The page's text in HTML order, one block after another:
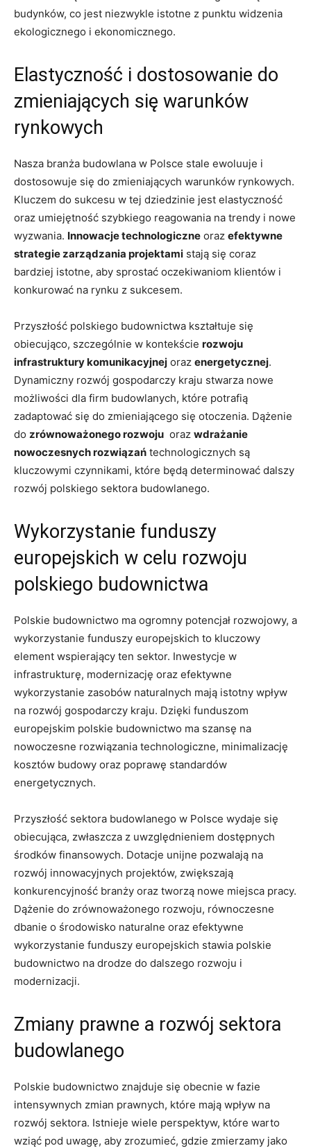
budynków, co jest niezwykle istotne‌ z punktu widzenia
ekologicznego i‌ ekonomicznego.
Elastyczność i ⁤dostosowanie do
zmieniających się warunków​
rynkowych
Nasza branża budowlana w Polsce stale ewoluuje i
dostosowuje się do⁣ zmieniających warunków rynkowych.
Kluczem do sukcesu w tej dziedzinie jest elastyczność
oraz⁢ umiejętność szybkiego reagowania na⁤ trendy i nowe
⁣wyzwania. Innowacje technologiczne oraz efektywne
strategie zarządzania projektami stają się coraz ​
bardziej istotne, aby sprostać oczekiwaniom klientów i
konkurować na rynku z sukcesem.
Przyszłość polskiego⁢ budownictwa kształtuje się
obiecująco, szczególnie w kontekście rozwoju
infrastruktury komunikacyjnej oraz energetycznej.
Dynamiczny ⁢rozwój gospodarczy kraju stwarza nowe
możliwości dla firm budowlanych, które potrafią
zadaptować ‌się do zmieniającego się otoczenia. Dążenie
do zrównoważonego rozwoju ‍ oraz wdrażanie
nowoczesnych rozwiązań technologicznych są
kluczowymi czynnikami,‍ które będą ‍determinować dalszy
rozwój polskiego​ sektora budowlanego.
Wykorzystanie funduszy
europejskich w celu rozwoju
polskiego budownictwa
Polskie budownictwo ma ogromny potencjał rozwojowy, a
wykorzystanie ​funduszy europejskich to kluczowy
element wspierający ten sektor. Inwestycje w
infrastrukturę, modernizację oraz efektywne
wykorzystanie zasobów naturalnych​ mają istotny wpływ
na ⁣rozwój gospodarczy kraju.​ Dzięki funduszom
europejskim polskie budownictwo ⁤ma szansę na
nowoczesne rozwiązania technologiczne, minimalizację
kosztów budowy oraz poprawę standardów
energetycznych.
Przyszłość sektora budowlanego⁢ w Polsce wydaje się⁤
obiecująca, zwłaszcza z uwzględnieniem dostępnych
środków finansowych. Dotacje unijne pozwalają na
rozwój innowacyjnych projektów,⁤ zwiększają
konkurencyjność branży⁢ oraz tworzą nowe miejsca pracy.
Dążenie do zrównoważonego rozwoju, równoczesne
dbanie o środowisko naturalne oraz efektywne
wykorzystanie funduszy europejskich stawia polskie
budownictwo na drodze do dalszego rozwoju i
modernizacji.
Zmiany prawne a rozwój sektora
budowlanego
Polskie budownictwo znajduje się obecnie w fazie
intensywnych zmian prawnych, które mają wpływ na
rozwój sektora. Istnieje wiele perspektyw, które warto
wziąć pod uwagę, aby zrozumieć, gdzie zmierzamy jako